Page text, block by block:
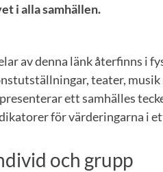
i alla samhällen.
av denna länk återfinns i
teater, musik
ett samhälles
för värderingarna i
och grupp